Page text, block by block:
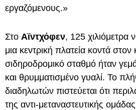
εργαζόμενους.»
Στο Αϊντχόφεν, 125 χιλιόμετρα
μια κεντρική πλατεία κοντά στον
σιδηροδρομικό σταθμό ήταν
και θρυμματισμένο γυαλί. Το
διαδηλωτών πιστεύεται ότι
της αντι-μεταναστευτικής